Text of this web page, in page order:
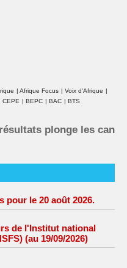
| Afrique Focus | Voix d'Afrique |
CEPE | BEPC | BAC | BTS
plonge les can
pour le 20 août 2026.
de l'Institut national
(au 19/09/2026)